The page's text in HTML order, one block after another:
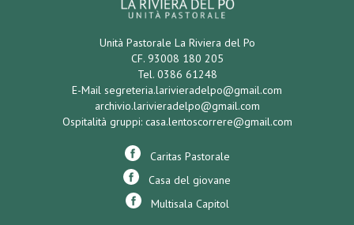
Unità Pastorale La Riviera del Po
CF. 93008 180 205
Tel. 0386 61248
E-Mail segreteria.larivieradelpo@gmail.com
archivio.larivieradelpo@gmail.com
Ospitalità gruppi: casa.lentoscorrere@gmail.com
Caritas Pastorale
Casa del giovane
Multisala Capitol